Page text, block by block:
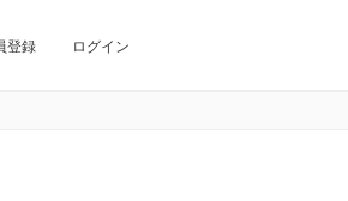
登録 ログイン